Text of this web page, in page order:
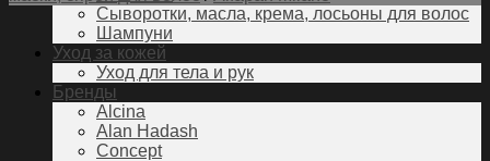
Сыворотки, масла, крема, лосьоны для волос
Шампуни
Уход за кожей
Уход для тела и рук
Бренды
Alcina
Alan Hadash
Concept